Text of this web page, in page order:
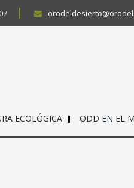
ECOLÓGICA ODD EN EL